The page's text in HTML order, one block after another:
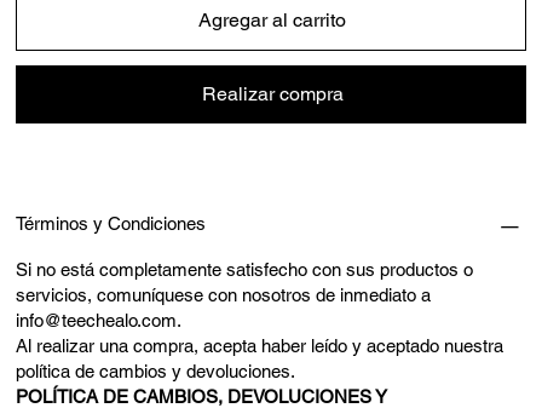
Agregar al carrito
Realizar compra
Términos y Condiciones
Si no está completamente satisfecho con sus productos o
servicios, comuníquese con nosotros de inmediato a
info@teechealo.com.
Al realizar una compra, acepta haber leído y aceptado nuestra
política de cambios y devoluciones.
POLÍTICA DE CAMBIOS, DEVOLUCIONES Y